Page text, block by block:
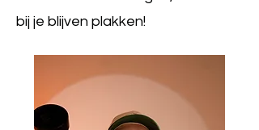
bij je blijven plakken!